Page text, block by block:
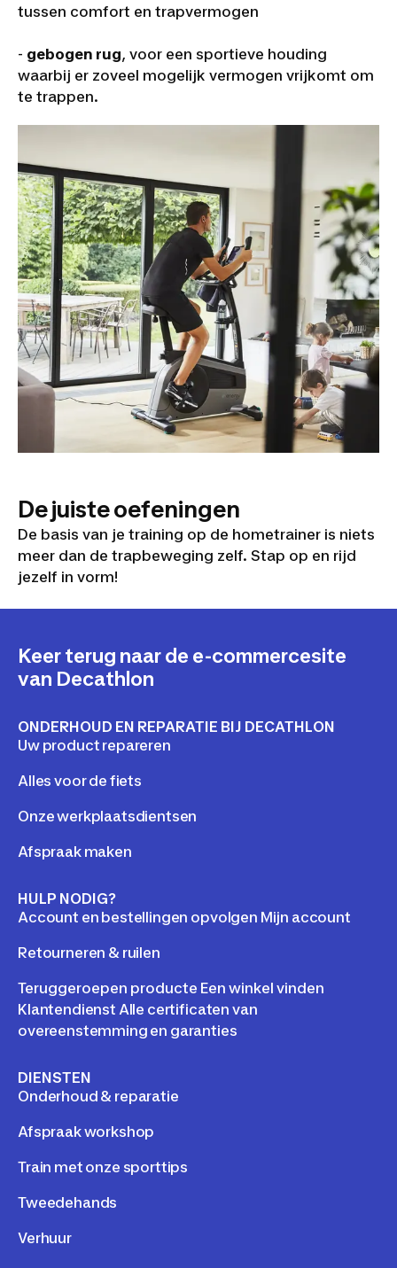
tussen comfort en trapvermogen
- gebogen rug, voor een sportieve houding
waarbij er zoveel mogelijk vermogen vrijkomt om
te trappen.
De juiste oefeningen
De basis van je training op de hometrainer is niets
meer dan de trapbeweging zelf. Stap op en rijd
jezelf in vorm!
Keer terug naar de e-commercesite
van Decathlon
ONDERHOUD EN REPARATIE BIJ DECATHLON
Uw product repareren
Alles voor de fiets
Onze werkplaatsdientsen
Afspraak maken
HULP NODIG?
Account en bestellingen opvolgen Mijn account
Retourneren & ruilen
Teruggeroepen producte Een winkel vinden
Klantendienst Alle certificaten van
overeenstemming en garanties
DIENSTEN
Onderhoud & reparatie
Afspraak workshop
Train met onze sporttips
Tweedehands
Verhuur